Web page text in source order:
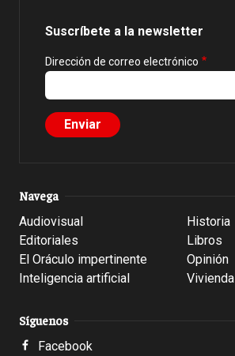
Suscríbete a la newsletter
Dirección de correo electrónico
Navega
Audiovisual
Editoriales
El Oráculo impertinente
Inteligencia artificial
Historia
Libros
Opinión
Vivienda
Síguenos
Facebook